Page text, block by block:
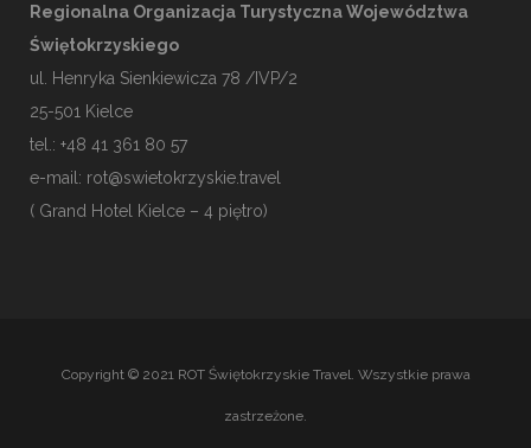
Regionalna Organizacja Turystyczna Województwa
Świętokrzyskiego
ul. Henryka Sienkiewicza 78 /IVP/2
25-501 Kielce
tel.: +48 41 361 80 57
e-mail: rot@swietokrzyskie.travel
( Grand Hotel Kielce – 4 piętro)
Copyright © 2021 ROT Świętokrzyskie Travel. Wszystkie prawa
zastrzeżone.